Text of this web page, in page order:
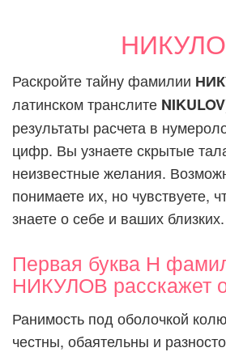
Раскройте тайну фамилии
латинском транслите NIKULOV
результаты расчета в
цифр. Вы узнаете скрытые
неизвестные желания.
понимаете их, но чувствуете,
знаете о себе и ваших близких.
Первая буква Н
НИКУЛОВ расскажет
Ранимость под оболочкой
честны, обаятельны и